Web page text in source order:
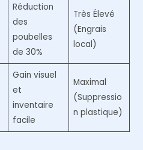
Réduction
des
poubelles
de 30%
Très Élevé
(Engrais
local)
Gain visuel
et
inventaire
facile
Maximal
(Suppressio
n plastique)